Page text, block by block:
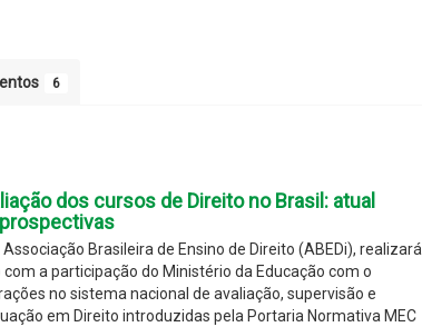
6
dos cursos de Direito no Brasil: atual
Brasileira de Ensino de Direito (ABEDi), realizará
a participação do Ministério da Educação com o
no sistema nacional de avaliação, supervisão e
em Direito introduzidas pela Portaria Normativa MEC